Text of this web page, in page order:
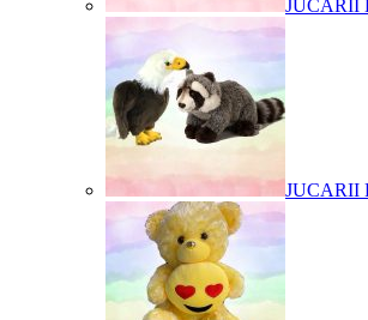
JUCARII
JUCARII